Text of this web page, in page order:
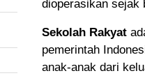
dioperasikan sejak
Sekolah Rakyat
pemerintah
anak-anak dari